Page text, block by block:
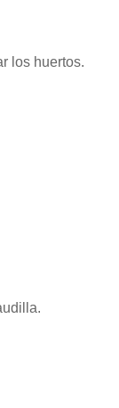
los huertos.